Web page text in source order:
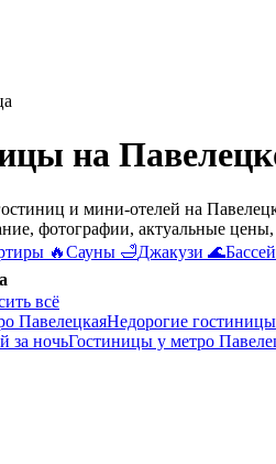
на
и мини-отелей на
фотографии, актуальные
🔥Сауны 🛁Джакузи 🌊
всё
ПавелецкаяНедорогие
за ночьГостиницы у метро